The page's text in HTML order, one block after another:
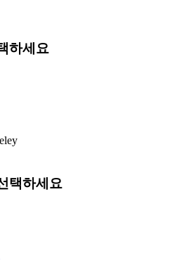
하세요
택하세요